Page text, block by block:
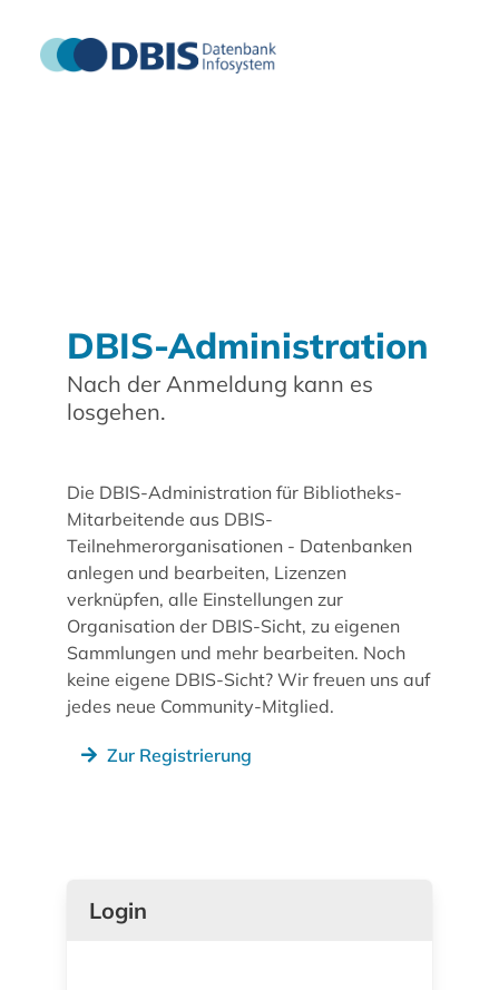
DBIS-Administration
Nach der Anmeldung kann es
losgehen.
Die DBIS-Administration für Bibliotheks-
Mitarbeitende aus DBIS-
Teilnehmerorganisationen - Datenbanken
anlegen und bearbeiten, Lizenzen
verknüpfen, alle Einstellungen zur
Organisation der DBIS-Sicht, zu eigenen
Sammlungen und mehr bearbeiten. Noch
keine eigene DBIS-Sicht? Wir freuen uns auf
jedes neue Community-Mitglied.
Zur Registrierung
Login